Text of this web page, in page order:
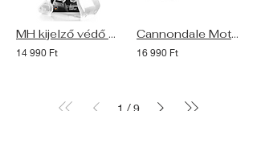
MH kijelző védő BOSCH Nyon-hoz és távirányítóhoz
14 990 Ft
Cannondale Moterra Lánckerék és lockring 15T (Bosch Gen2)
16 990 Ft
1 / 9